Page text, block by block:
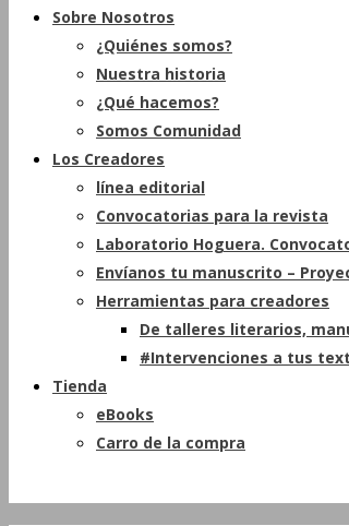
Sobre Nosotros
¿Quiénes somos?
Nuestra historia
¿Qué hacemos?
Somos Comunidad
Los Creadores
línea editorial
Convocatorias para la revista
Laboratorio Hoguera.
Envíanos tu manuscrito –
Herramientas para creadores
De talleres literarios,
#Intervenciones a tus
Tienda
eBooks
Carro de la compra